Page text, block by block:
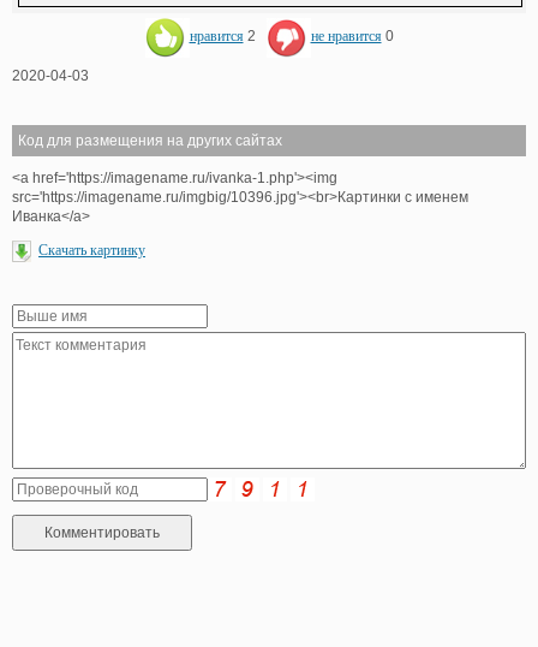
нравится 2 не нравится 0
2020-04-03
Код для размещения на других сайтах
<a href='https://imagename.ru/ivanka-1.php'><img
src='https://imagename.ru/imgbig/10396.jpg'><br>Картинки с именем
Иванка</a>
Скачать картинку